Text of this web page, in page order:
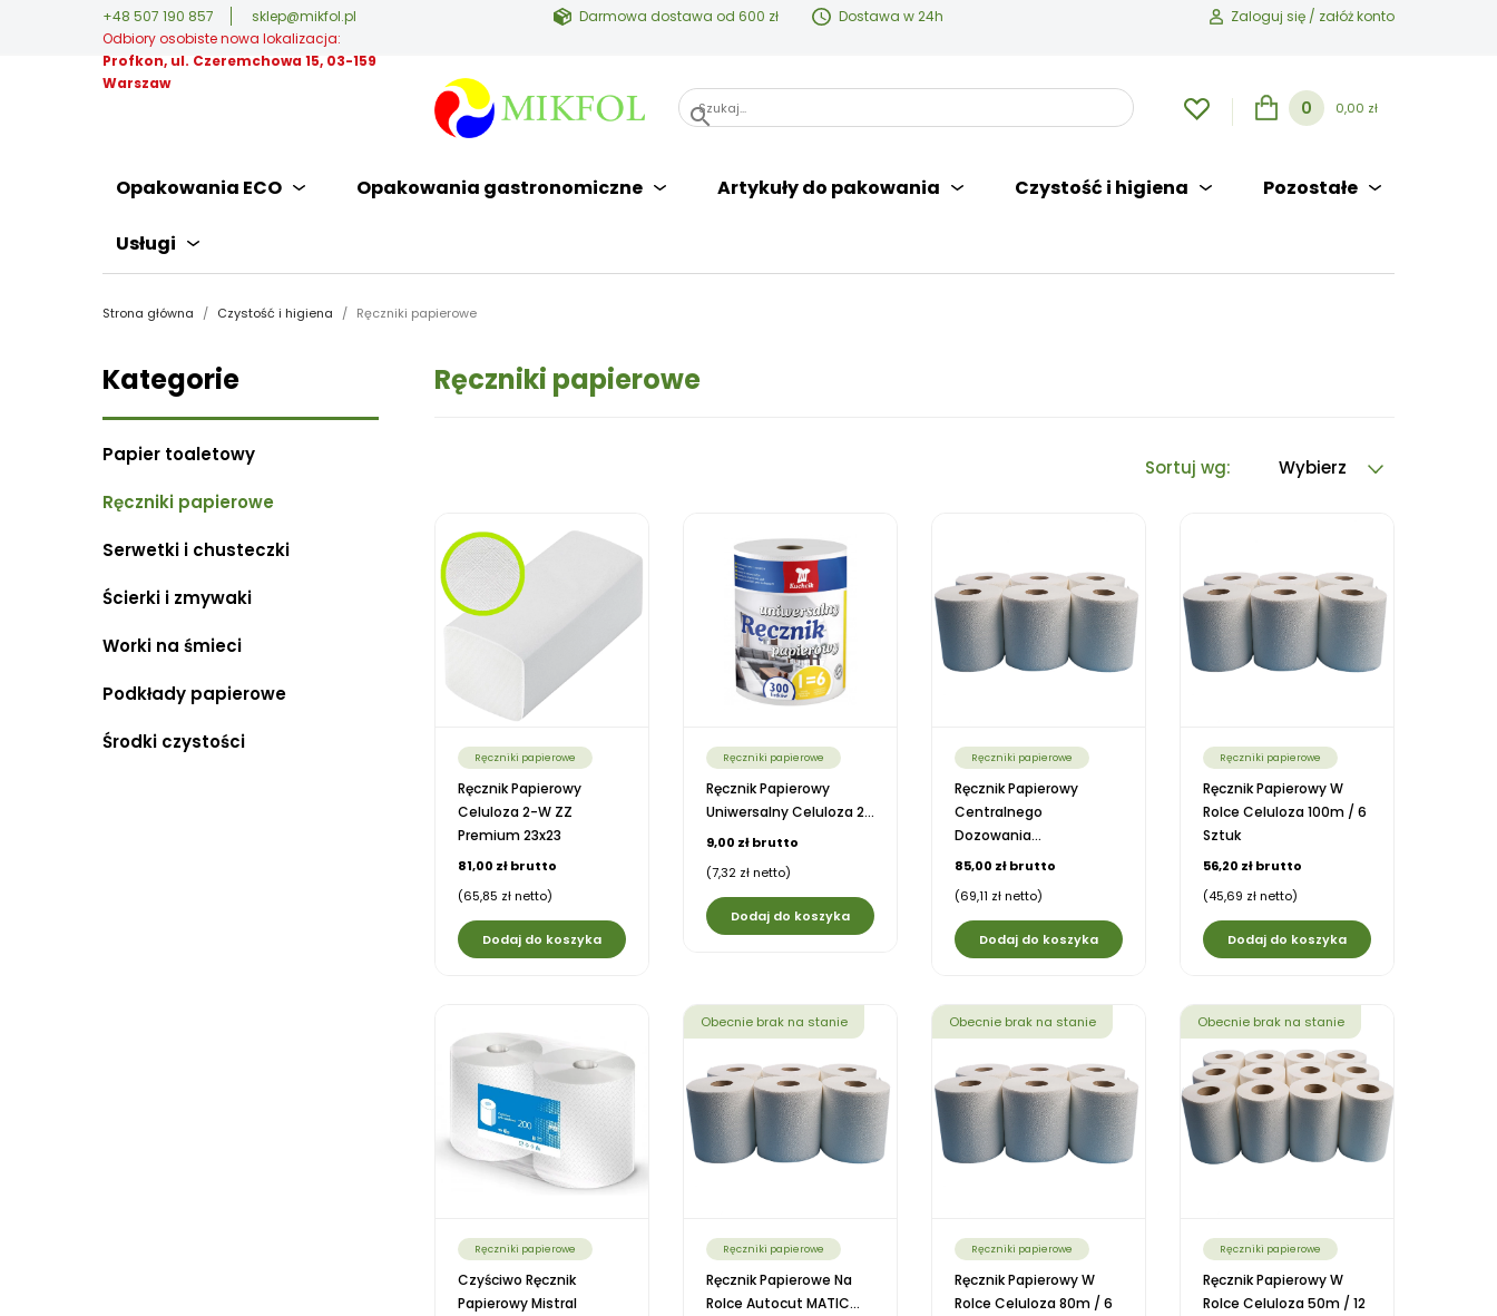
+48 507 190 857
sklep@mikfol.pl
Odbiory osobiste nowa lokalizacja:
Profkon, ul. Czeremchowa 15, 03-159
Warszaw
Darmowa dostawa od 600 zł Dostawa w 24h Zaloguj się / załóż konto
search 0 0,00 zł
Opakowania ECO Opakowania gastronomiczne Artykuły do pakowania Czystość i higiena Pozostałe
Usługi
Strona główna Czystość i higiena Ręczniki papierowe
Kategorie
Papier toaletowy
Ręczniki papierowe
Serwetki i chusteczki
Ścierki i zmywaki
Worki na śmieci
Podkłady papierowe
Środki czystości
Ręczniki papierowe
Sortuj wg: Wybierz
Ręczniki papierowe
Ręcznik Papierowy
Celuloza 2-W ZZ
Premium 23x23
81,00 zł brutto
(65,85 zł netto)
Dodaj do koszyka
Ręczniki papierowe
Ręcznik Papierowy
Uniwersalny Celuloza 2...
9,00 zł brutto
(7,32 zł netto)
Dodaj do koszyka
Ręczniki papierowe
Ręcznik Papierowy
Centralnego
Dozowania...
85,00 zł brutto
(69,11 zł netto)
Dodaj do koszyka
Ręczniki papierowe
Ręcznik Papierowy W
Rolce Celuloza 100m / 6
Sztuk
56,20 zł brutto
(45,69 zł netto)
Dodaj do koszyka
Ręczniki papierowe
Czyściwo Ręcznik
Papierowy Mistral
Ręczniki papierowe
Ręcznik Papierowe Na
Rolce Autocut MATIC...
Obecnie brak na stanie
Ręczniki papierowe
Ręcznik Papierowy W
Rolce Celuloza 80m / 6
Obecnie brak na stanie
Ręczniki papierowe
Ręcznik Papierowy W
Rolce Celuloza 50m / 12
Obecnie brak na stanie